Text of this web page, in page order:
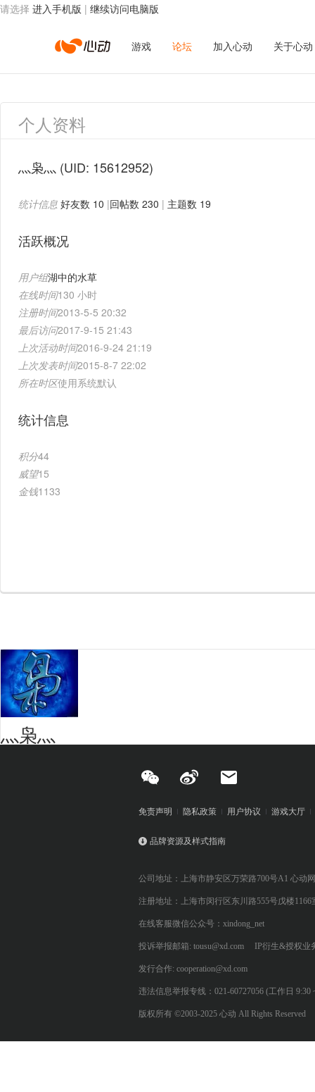
请选择 进入手机版 | 继续访问电脑版
心
动
络
游戏 论坛 加入心动 关于心动
个人资料
灬枭灬 (UID: 15612952)
统计信息 好友数 10 |回帖数 230 | 主题数 19
活跃概况
用户组湖中的水草
在线时间130 小时
注册时间2013-5-5 20:32
最后访问2017-9-15 21:43
上次活动时间2016-9-24 21:19
上次发表时间2015-8-7 22:02
所在时区使用系统默认
统计信息
积分44
威望15
金钱1133
灬枭灬
免责声明 隐私政策 用户协议 游戏大厅
品牌资源及样式指南
公司地址：上海市静安区万荣路700号A1 心动
注册地址：上海市闵行区东川路555号戊楼1166
在线客服微信公众号：xindong_net
投诉举报邮箱: tousu@xd.com IP衍生&授权业
发行合作: cooperation@xd.com
违法信息举报专线：021-60727056 (工作日 9:30
版权所有 ©2003-2025 心动 All Rights Reserved